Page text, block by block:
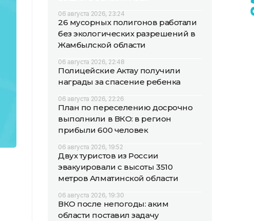
06 августа 2026, 23:24
26 мусорных полигонов работали
без экологических разрешений в
Жамбылской области
06 августа 2026, 22:48
Полицейские Актау получили
награды за спасение ребенка
06 августа 2026, 22:26
План по переселению досрочно
выполнили в ВКО: в регион
прибыли 600 человек
06 августа 2026, 19:52
Двух туристов из России
эвакуировали с высоты 3510
метров Алматинской области
06 августа 2026, 19:30
ВКО после непогоды: аким
области поставил задачу